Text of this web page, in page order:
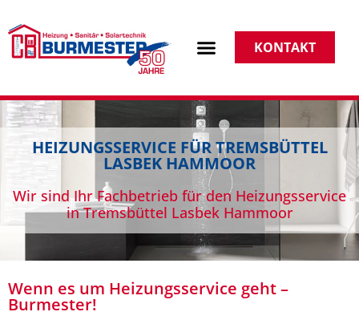
KONTAKT
HEIZUNGSSERVICE FÜR TREMSBÜTTEL
LASBEK HAMMOOR
Wir sind Ihr Fachbetrieb für den Heizungsservice
in Tremsbüttel Lasbek Hammoor
Wenn es um Heizungsservice geht –
Burmester!